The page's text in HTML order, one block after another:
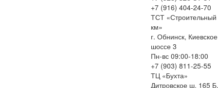
+7 (916) 404-24-70
ТСТ
км»
г. Обнинск, Киевское
шоссе 3
Пн-вс 09:00-18:00
+7 (903) 811-25-55
ТЦ «Бухта»
Дитровское ш. 165